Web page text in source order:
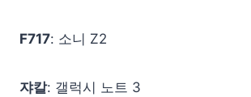
F717: 소니 Z2
쟈칼: 갤럭시 노트 3